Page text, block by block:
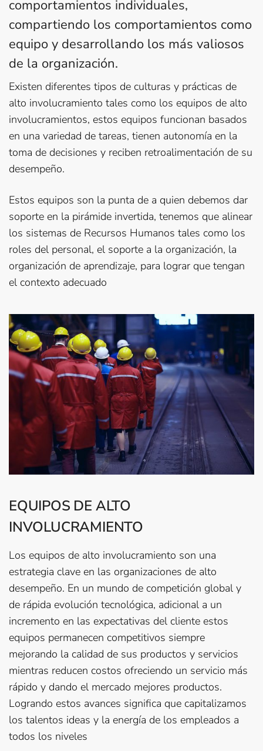
comportamientos individuales,
compartiendo los comportamientos como
equipo y desarrollando los más valiosos
de la organización.
Existen diferentes tipos de culturas y prácticas de
alto involucramiento tales como los equipos de alto
involucramientos, estos equipos funcionan basados
en una variedad de tareas, tienen autonomía en la
toma de decisiones y reciben retroalimentación de su
desempeño.
Estos equipos son la punta de a quien debemos dar
soporte en la pirámide invertida, tenemos que alinear
los sistemas de Recursos Humanos tales como los
roles del personal, el soporte a la organización, la
organización de aprendizaje, para lograr que tengan
el contexto adecuado
EQUIPOS DE ALTO
INVOLUCRAMIENTO
Los equipos de alto involucramiento son una
estrategia clave en las organizaciones de alto
desempeño. En un mundo de competición global y
de rápida evolución tecnológica, adicional a un
incremento en las expectativas del cliente estos
equipos permanecen competitivos siempre
mejorando la calidad de sus productos y servicios
mientras reducen costos ofreciendo un servicio más
rápido y dando el mercado mejores productos.
Logrando estos avances significa que capitalizamos
los talentos ideas y la energía de los empleados a
todos los niveles